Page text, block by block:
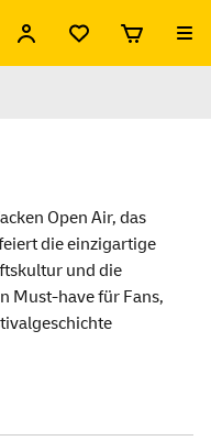
Open Air, das
die einzigartige
und die
Must-have für Fans,